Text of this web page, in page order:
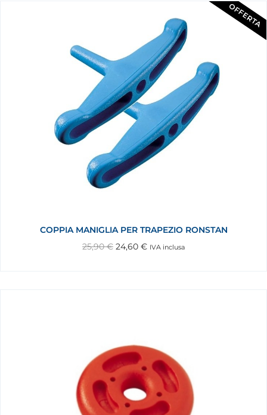
OFFERTA
COPPIA MANIGLIA PER TRAPEZIO RONSTAN
25,90€ 24,60 € IVA inclusa